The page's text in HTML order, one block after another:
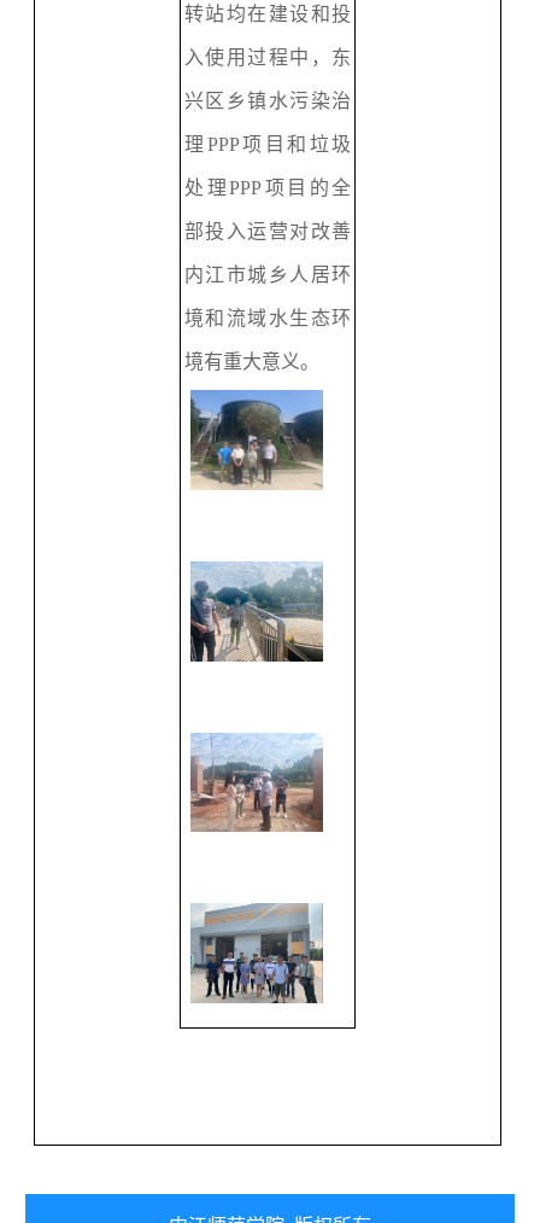
转站均在建设和投
入使用过程中，东
兴区 乡镇水污染治
理 PPP项目和垃圾
处理PPP项目的全
部投入运营对改善
内江市城乡人居环
境和流域水生态环
境有重大意义。